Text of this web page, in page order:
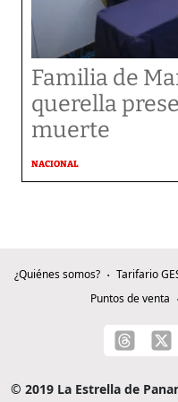
Familia de
querella
muerte
NACIONAL
¿Quiénes somos? Tarifario
Puntos de venta
© 2019 La Estrella de